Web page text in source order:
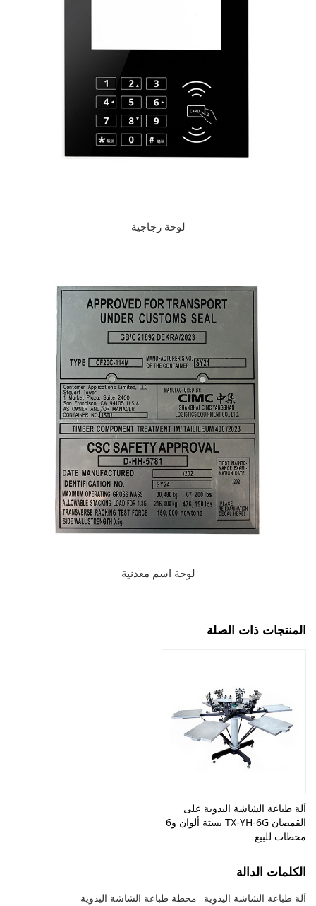
لوحة زجاجية
لوحة اسم معدنية
المنتجات ذات الصلة
آلة طباعة الشاشة اليدوية على
القمصان TX-YH-6G بستة ألوان و6
محطات للبيع
الكلمات الدالة
آلة طباعة الشاشة اليدوية
محطة طباعة الشاشة اليدوية